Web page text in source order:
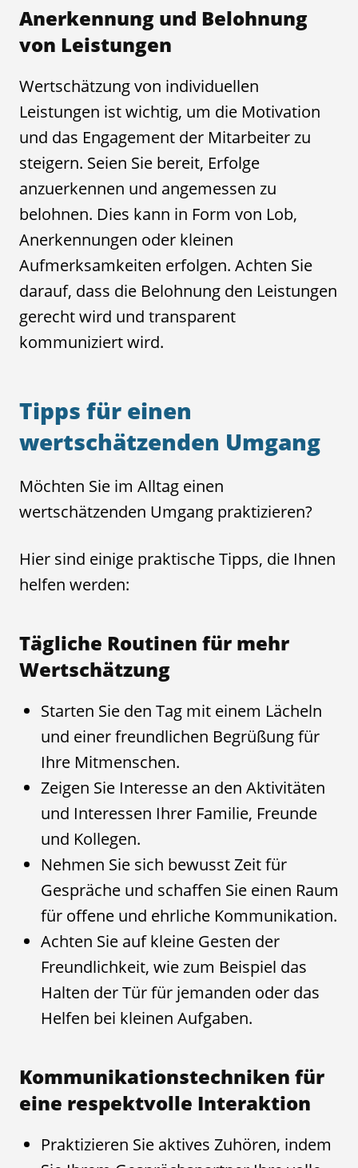
Anerkennung und Belohnung
von Leistungen
Wertschätzung von individuellen
Leistungen ist wichtig, um die Motivation
und das Engagement der Mitarbeiter zu
steigern. Seien Sie bereit, Erfolge
anzuerkennen und angemessen zu
belohnen. Dies kann in Form von Lob,
Anerkennungen oder kleinen
Aufmerksamkeiten erfolgen. Achten Sie
darauf, dass die Belohnung den Leistungen
gerecht wird und transparent
kommuniziert wird.
Tipps für einen
wertschätzenden Umgang
Möchten Sie im Alltag einen
wertschätzenden Umgang praktizieren?
Hier sind einige praktische Tipps, die Ihnen
helfen werden:
Tägliche Routinen für mehr
Wertschätzung
Starten Sie den Tag mit einem Lächeln
und einer freundlichen Begrüßung für
Ihre Mitmenschen.
Zeigen Sie Interesse an den Aktivitäten
und Interessen Ihrer Familie, Freunde
und Kollegen.
Nehmen Sie sich bewusst Zeit für
Gespräche und schaffen Sie einen Raum
für offene und ehrliche Kommunikation.
Achten Sie auf kleine Gesten der
Freundlichkeit, wie zum Beispiel das
Halten der Tür für jemanden oder das
Helfen bei kleinen Aufgaben.
Kommunikationstechniken für
eine respektvolle Interaktion
Praktizieren Sie aktives Zuhören, indem